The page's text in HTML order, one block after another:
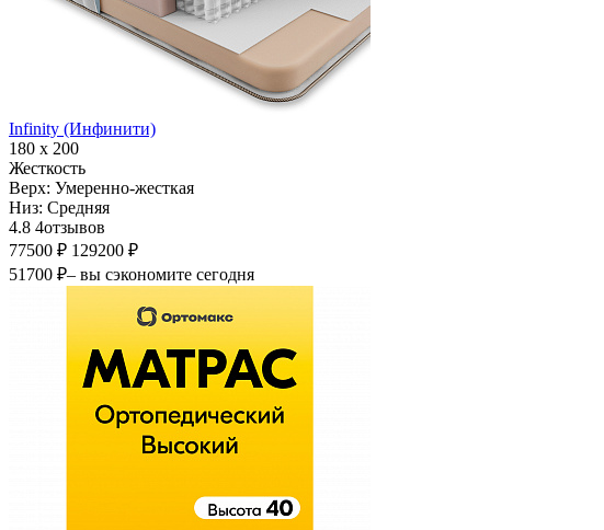
Infinity (Инфинити)
180 х 200
Жесткость
Верх: Умеренно-жесткая
Низ: Средняя
4.8 4отзывов
77500 ₽ 129200 ₽
51700 ₽– вы сэкономите сегодня